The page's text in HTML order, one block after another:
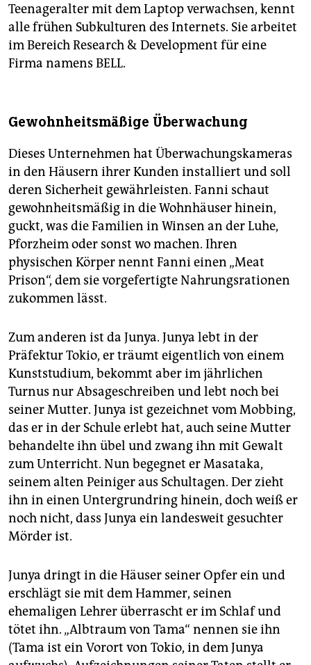
Teenageralter mit dem Laptop verwachsen, kennt
alle frühen Subkulturen des Internets. Sie arbeitet
im Bereich Research & Development für eine
Firma namens BELL.
Gewohnheitsmäßige Überwachung
Dieses Unternehmen hat Überwachungskameras
in den Häusern ihrer Kunden installiert und soll
deren Sicherheit gewährleisten. Fanni schaut
gewohnheitsmäßig in die Wohnhäuser hinein,
guckt, was die Familien in Winsen an der Luhe,
Pforzheim oder sonst wo machen. Ihren
physischen Körper nennt Fanni einen „Meat
Prison“, dem sie vorgefertigte Nahrungsrationen
zukommen lässt.
Zum anderen ist da Junya. Junya lebt in der
Präfektur Tokio, er träumt eigentlich von einem
Kunststudium, bekommt aber im jährlichen
Turnus nur Absageschreiben und lebt noch bei
seiner Mutter. Junya ist gezeichnet vom Mobbing,
das er in der Schule erlebt hat, auch seine Mutter
behandelte ihn übel und zwang ihn mit Gewalt
zum Unterricht. Nun begegnet er Masataka,
seinem alten Peiniger aus Schultagen. Der zieht
ihn in einen Untergrundring hinein, doch weiß er
noch nicht, dass Junya ein landesweit gesuchter
Mörder ist.
Junya dringt in die Häuser seiner Opfer ein und
erschlägt sie mit dem Hammer, seinen
ehemaligen Lehrer überrascht er im Schlaf und
tötet ihn. „Albtraum von Tama“ nennen sie ihn
(Tama ist ein Vorort von Tokio, in dem Junya